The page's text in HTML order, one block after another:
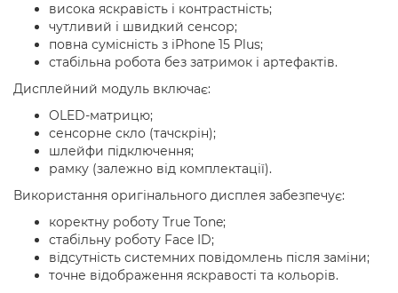
висока яскравість і контрастність;
чутливий і швидкий сенсор;
повна сумісність з iPhone 15 Plus;
стабільна робота без затримок і артефактів.
Дисплейний модуль включає:
OLED-матрицю;
сенсорне скло (тачскрін);
шлейфи підключення;
рамку (залежно від комплектації).
Використання оригінального дисплея забезпечує:
коректну роботу True Tone;
стабільну роботу Face ID;
відсутність системних повідомлень після заміни;
точне відображення яскравості та кольорів.